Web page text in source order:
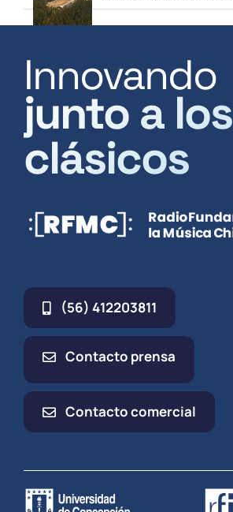
Innovando
junto a los
clásicos
(56) 412203811
Contacto prensa
Contacto comercial